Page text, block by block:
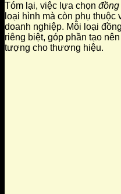
Tóm lại, việc lựa chọn đồng
loại hình mà còn phụ thuộc
doanh nghiệp. Mỗi loại
riêng biệt, góp phần tạo
tượng cho thương hiệu.